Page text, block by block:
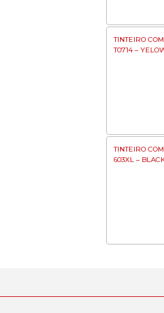
TINTEIRO
T0714 –
TINTEIRO
603XL –
TINTEIRO